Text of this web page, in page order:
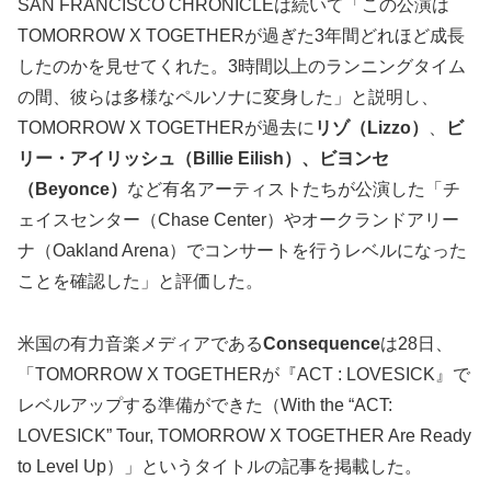
SAN FRANCISCO CHRONICLEは続いて「この公演は
TOMORROW X TOGETHERが過ぎた3年間どれほど成長
したのかを見せてくれた。3時間以上のランニングタイム
の間、彼らは多様なペルソナに変身した」と説明し、
TOMORROW X TOGETHERが過去に リゾ（Lizzo）
ビ
リー・アイリッシュ（Billie Eilish）、ビヨンセ
（Beyonce） など有名アーティストたちが公演した「チ
ェイスセンター（Chase Center）やオークランドアリー
ナ（Oakland Arena）でコンサートを行うレベルになった
ことを確認した」と評価した。
米国の有力音楽メディアであるConsequenceは28日、
「TOMORROW X TOGETHERが『ACT : LOVESICK』で
レベルアップする準備ができた（With the “ACT:
LOVESICK” Tour, TOMORROW X TOGETHER Are Ready
to Level Up）」というタイトルの記事を掲載した。